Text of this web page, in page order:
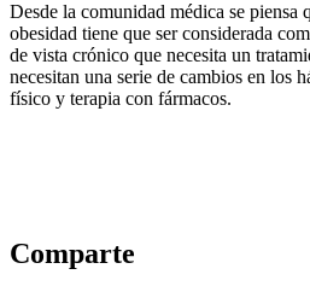
Desde la comunidad médica se piensa
obesidad tiene que ser considerada
de vista crónico que necesita un
necesitan una serie de cambios en los
físico y terapia con fármacos.
Comparte